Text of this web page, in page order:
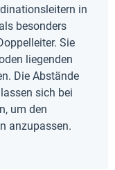
in
besonders
Sie
liegenden
Die Abstände
sich bei
um den
anzupassen.